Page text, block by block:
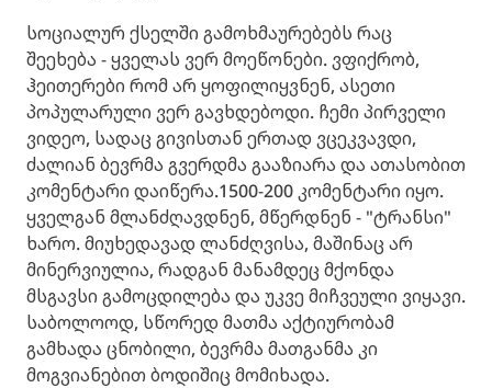
​სოციალურ ქსელში გამოხმაურებებს რაც
შეეხება - ყველას ვერ მოეწონები. ვფიქრობ,
ჰეითერები რომ არ ყოფილიყვნენ, ასეთი
პოპულარული ვერ გავხდებოდი. ჩემი პირველი
ვიდეო, სადაც გივისთან ერთად ვცეკვავდი,
ძალიან ბევრმა გვერდმა გააზიარა და ათასობით
კომენტარი დაიწერა.1500-200 კომენტარი იყო.
ყველგან მლანძღავდნენ, მწერდნენ - "ტრანსი"
ხარო. მიუხედავად ლანძღვისა, მაშინაც არ
მინერვიულია, რადგან მანამდეც მქონდა
მსგავსი გამოცდილება და უკვე მიჩვეული ვიყავი.
საბოლოოდ, სწორედ მათმა აქტიურობამ
გამხადა ცნობილი, ბევრმა მათგანმა კი
მოგვიანებით ბოდიშიც მომიხადა. ​